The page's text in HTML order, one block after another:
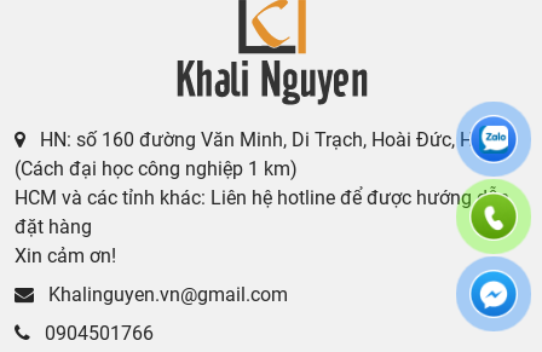
HN: số 160 đường Văn Minh, Di Trạch, Hoài Đức, Hà Nội
(Cách đại học công nghiệp 1 km)
HCM và các tỉnh khác: Liên hệ hotline để được hướng dẫn
đặt hàng
Xin cảm ơn!
Khalinguyen.vn@gmail.com
0904501766